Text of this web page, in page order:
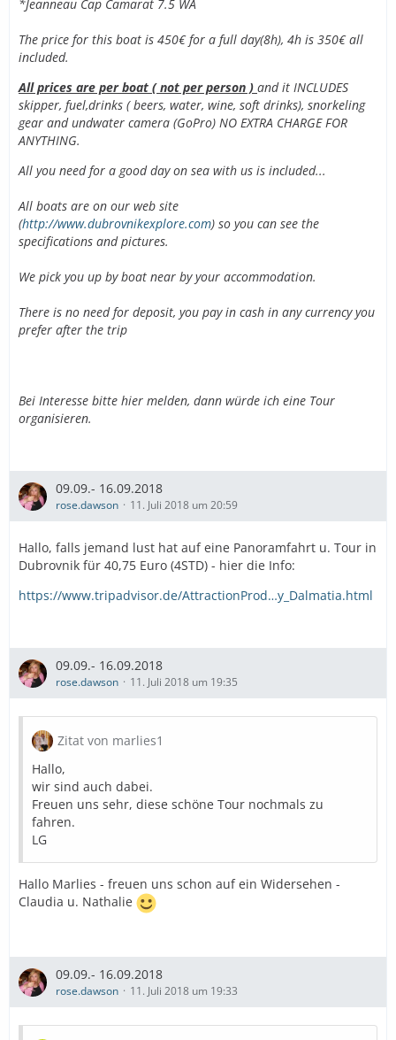
*Jeanneau Cap Camarat 7.5 WA
The price for this boat is 450€ for a full day(8h), 4h is 350€ all
included.
All prices are per boat ( not per person ) and it INCLUDES
skipper, fuel,drinks ( beers, water, wine, soft drinks), snorkeling
gear and undwater camera (GoPro) NO EXTRA CHARGE FOR
ANYTHING.
All you need for a good day on sea with us is included...
All boats are on our web site
(http://www.dubrovnikexplore.com) so you can see the
specifications and pictures.
We pick you up by boat near by your accommodation.
There is no need for deposit, you pay in cash in any currency you
prefer after the trip
Bei Interesse bitte hier melden, dann würde ich eine Tour
organisieren.
09.09.- 16.09.2018
rose.dawson 11. Juli 2018 um 20:59
Hallo, falls jemand lust hat auf eine Panoramfahrt u. Tour in
Dubrovnik für 40,75 Euro (4STD) - hier die Info:
https://www.tripadvisor.de/AttractionProd…y_Dalmatia.html
09.09.- 16.09.2018
rose.dawson 11. Juli 2018 um 19:35
Zitat von marlies1
Hallo,
wir sind auch dabei.
Freuen uns sehr, diese schöne Tour nochmals zu
fahren.
LG
Hallo Marlies - freuen uns schon auf ein Widersehen -
Claudia u. Nathalie
09.09.- 16.09.2018
rose.dawson 11. Juli 2018 um 19:33